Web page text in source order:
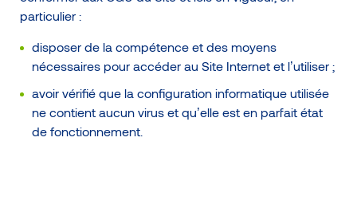
particulier :
disposer de la compétence et des moyens
nécessaires pour accéder au Site Internet et l’utiliser ;
avoir vérifié que la configuration informatique utilisée
ne contient aucun virus et qu’elle est en parfait état
de fonctionnement.